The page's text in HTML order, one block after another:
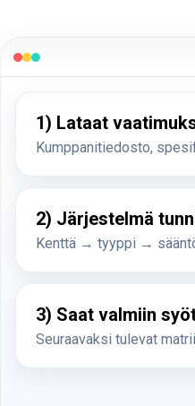
1) Lataat
Kumppanitiedosto,
2) Järjestelmä
Kenttä → tyyppi →
3) Saat valmiin
Seuraavaksi tulevat